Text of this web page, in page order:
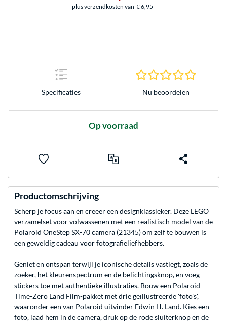
plus verzendkosten van € 6,95
Specificaties Nu beoordelen
Op voorraad
Productomschrijving
Scherp je focus aan en creëer een designklassieker. Deze LEGO
verzamelset voor volwassenen met een realistisch model van de
Polaroid OneStep SX-70 camera (21345) om zelf te bouwen is
een geweldig cadeau voor fotografieliefhebbers.
Geniet en ontspan terwijl je iconische details vastlegt, zoals de
zoeker, het kleurenspectrum en de belichtingsknop, en voeg
stickers toe met authentieke illustraties. Bouw een Polaroid
Time-Zero Land Film-pakket met drie geïllustreerde 'foto's',
waaronder een van Polaroid uitvinder Edwin H. Land. Kies een
foto, laad hem in de camera, druk op de rode sluiterknop en de